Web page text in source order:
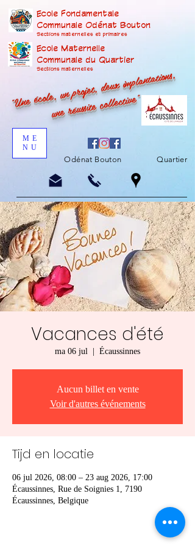
Ecole Fondamentale
Communale Odénat Bouton
Sections maternelles et primaires
Ecole Maternelle
Communale du Quartier
Sections maternelles
"Une école, un projet, deux implantations,
une réussite collective"
ME
NU
Odénat Bouton Quartier
Vacances d'été
ma 06 jul Écaussinnes
Aucun billet en vente
Voir d'autres événements
Tijd en locatie
06 jul 2026, 08:00 – 23 aug 2026, 17:00
Écaussinnes, Rue de Soignies 1, 7190
Écaussinnes, Belgique